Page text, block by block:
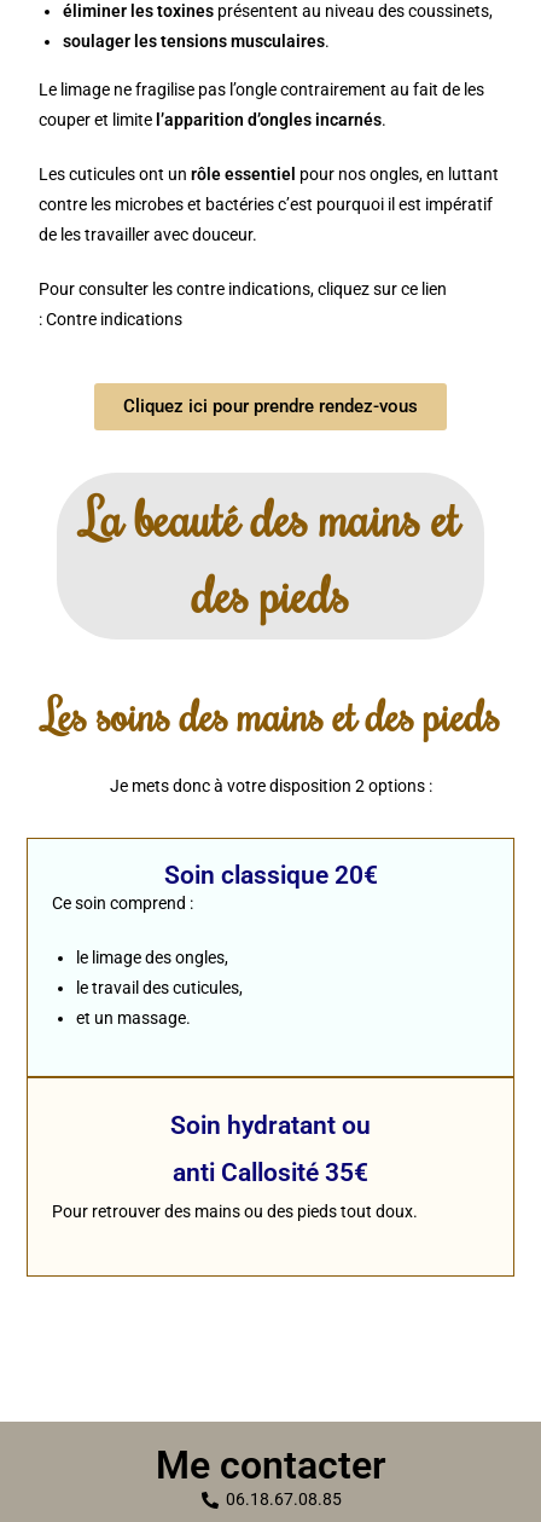
éliminer les toxines présentent au niveau des coussinets,
soulager les tensions musculaires.
Le limage ne fragilise pas l’ongle contrairement au fait de les
couper et limite l’apparition d’ongles incarnés.
Les cuticules ont unrôle essentiel pour nos ongles, en luttant
contre les microbes et bactéries c’est pourquoi il est impératif
de les travailler avec douceur.
Pour consulter les contre indications, cliquez sur ce lien
:Contre indications
Cliquez ici pour prendre rendez-vous
La beauté des mains et
des pieds
Les soins des mains et des pieds
Je mets donc à votre disposition 2 options :
Soin classique 20€
Ce soin comprend :
le limage des ongles,
le travail des cuticules,
et un massage.
Soin hydratant ou
anti Callosité 35€
Pour retrouver des mains ou des pieds tout doux.
Me contacter
06.18.67.08.85